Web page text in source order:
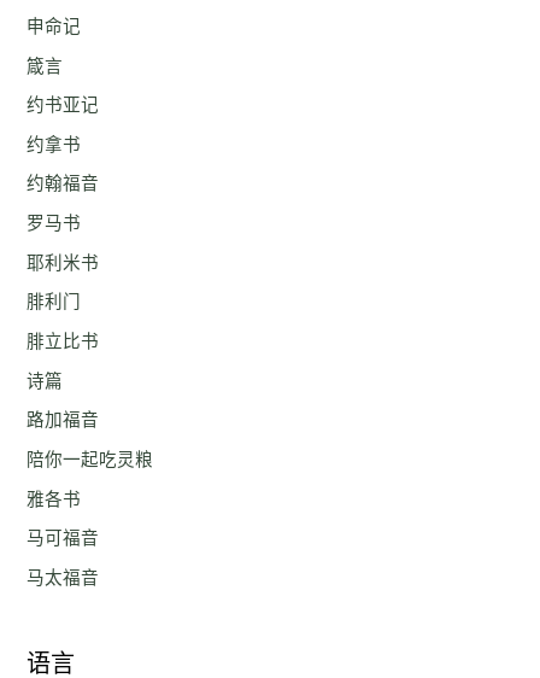
申命记
箴言
约书亚记
约拿书
约翰福音
罗马书
耶利米书
腓利门
腓立比书
诗篇
路加福音
陪你一起吃灵粮
雅各书
马可福音
马太福音
语言